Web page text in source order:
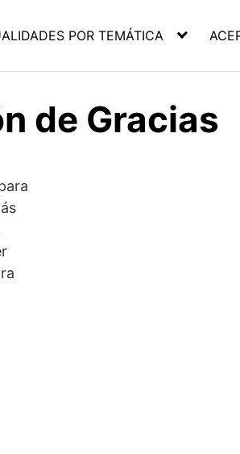
POR TEMÁTICA
de Gracias